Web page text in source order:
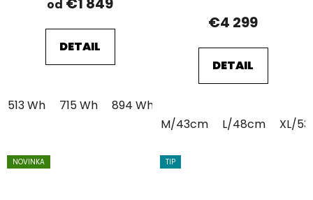
od
DETAIL
513 Wh 715 Wh 894 Wh
€4 299
DETAIL
M/43cm L/48cm XL/
NOVINKA TIP